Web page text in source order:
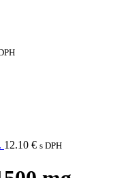
12.10 € s DPH